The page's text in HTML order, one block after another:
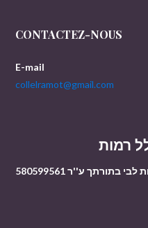
CONTACTEZ-NOUS
E-mail
collelramot@gmail.com
רמות
ע''ר 580599561